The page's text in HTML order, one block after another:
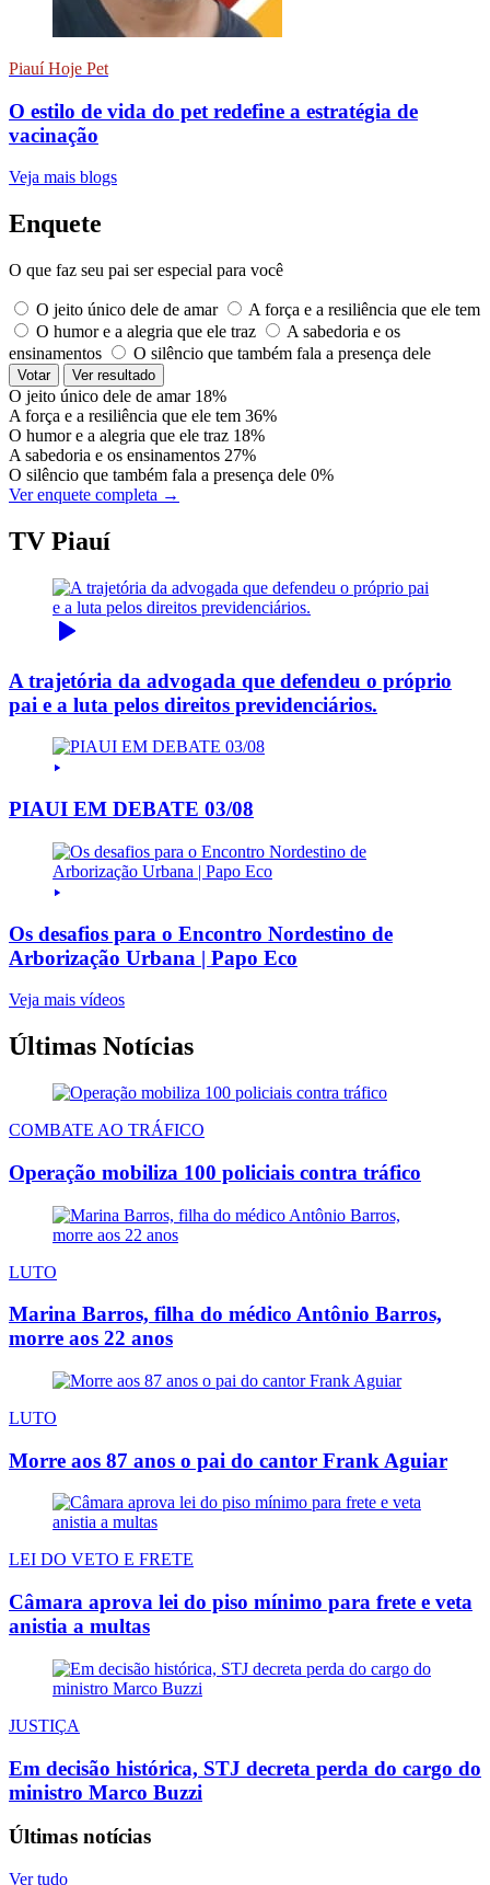
Piauí Hoje Pet
O estilo de vida do pet redefine a estratégia de
vacinação
Veja mais blogs
Enquete
O que faz seu pai ser especial para você
O jeito único dele de amar
A força e a resiliência que ele tem
O humor e a alegria que ele traz
A sabedoria e os
ensinamentos
O silêncio que também fala a presença dele
Votar Ver resultado
O jeito único dele de amar 18%
A força e a resiliência que ele tem 36%
O humor e a alegria que ele traz 18%
A sabedoria e os ensinamentos 27%
O silêncio que também fala a presença dele 0%
Ver enquete completa →
TV Piauí
A trajetória da advogada que defendeu o próprio
pai e a luta pelos direitos previdenciários.
PIAUI EM DEBATE 03/08
Os desafios para o Encontro Nordestino de
Arborização Urbana | Papo Eco
Veja mais vídeos
Últimas Notícias
COMBATE AO TRÁFICO
Operação mobiliza 100 policiais contra tráfico
LUTO
Marina Barros, filha do médico Antônio Barros,
morre aos 22 anos
LUTO
Morre aos 87 anos o pai do cantor Frank Aguiar
LEI DO VETO E FRETE
Câmara aprova lei do piso mínimo para frete e veta
anistia a multas
JUSTIÇA
Em decisão histórica, STJ decreta perda do cargo do
ministro Marco Buzzi
Últimas notícias
Ver tudo